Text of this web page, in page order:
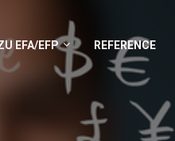
EFA/EFP REFERENCE